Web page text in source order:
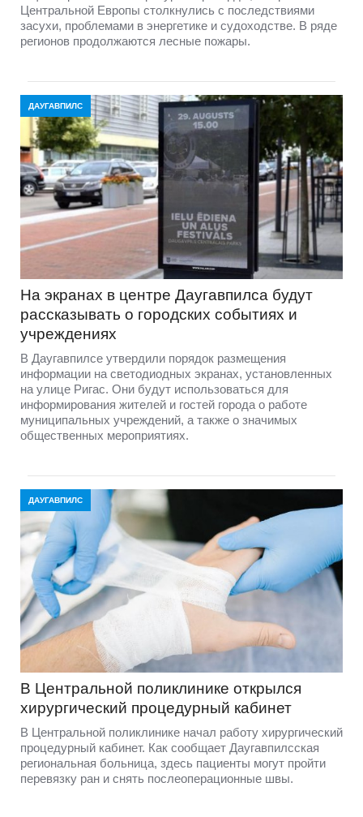
Центральной Европы столкнулись с последствиями
засухи, проблемами в энергетике и судоходстве. В ряде
регионов продолжаются лесные пожары.
ДАУГАВПИЛС
На экранах в центре Даугавпилса будут
рассказывать о городских событиях и
учреждениях
В Даугавпилсе утвердили порядок размещения
информации на светодиодных экранах, установленных
на улице Ригас. Они будут использоваться для
информирования жителей и гостей города о работе
муниципальных учреждений, а также о значимых
общественных мероприятиях.
ДАУГАВПИЛС
В Центральной поликлинике открылся
хирургический процедурный кабинет
В Центральной поликлинике начал работу хирургический
процедурный кабинет. Как сообщает Даугавпилсская
региональная больница, здесь пациенты могут пройти
перевязку ран и снять послеоперационные швы.